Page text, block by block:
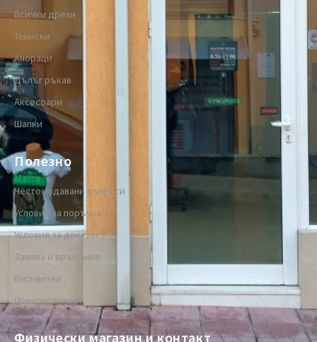
Всички дрехи
Тениски
Анораци
Дълъг ръкав
Аксесоари
Шапки
Полезно
Често задавани въпроси
Условия за поръчка
Условия за доставка
Замяна и връщания
Бисквитки
Поверителност
Физически магазин и контакт